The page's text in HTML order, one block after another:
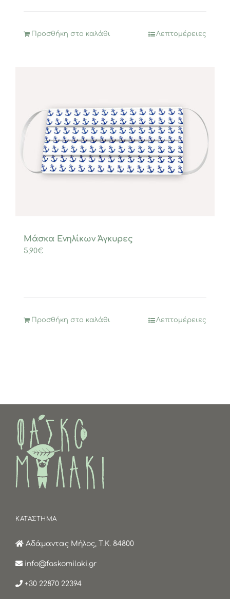
Προσθήκη στο καλάθι Λεπτομέρειες
Μάσκα Ενηλίκων Άγκυρες
5,90€
Προσθήκη στο καλάθι Λεπτομέρειες
ΚΑΤΑΣΤΗΜΑ
Αδάμαντας Μήλος, Τ.Κ. 84800
info@faskomilaki.gr
+30 22870 22394